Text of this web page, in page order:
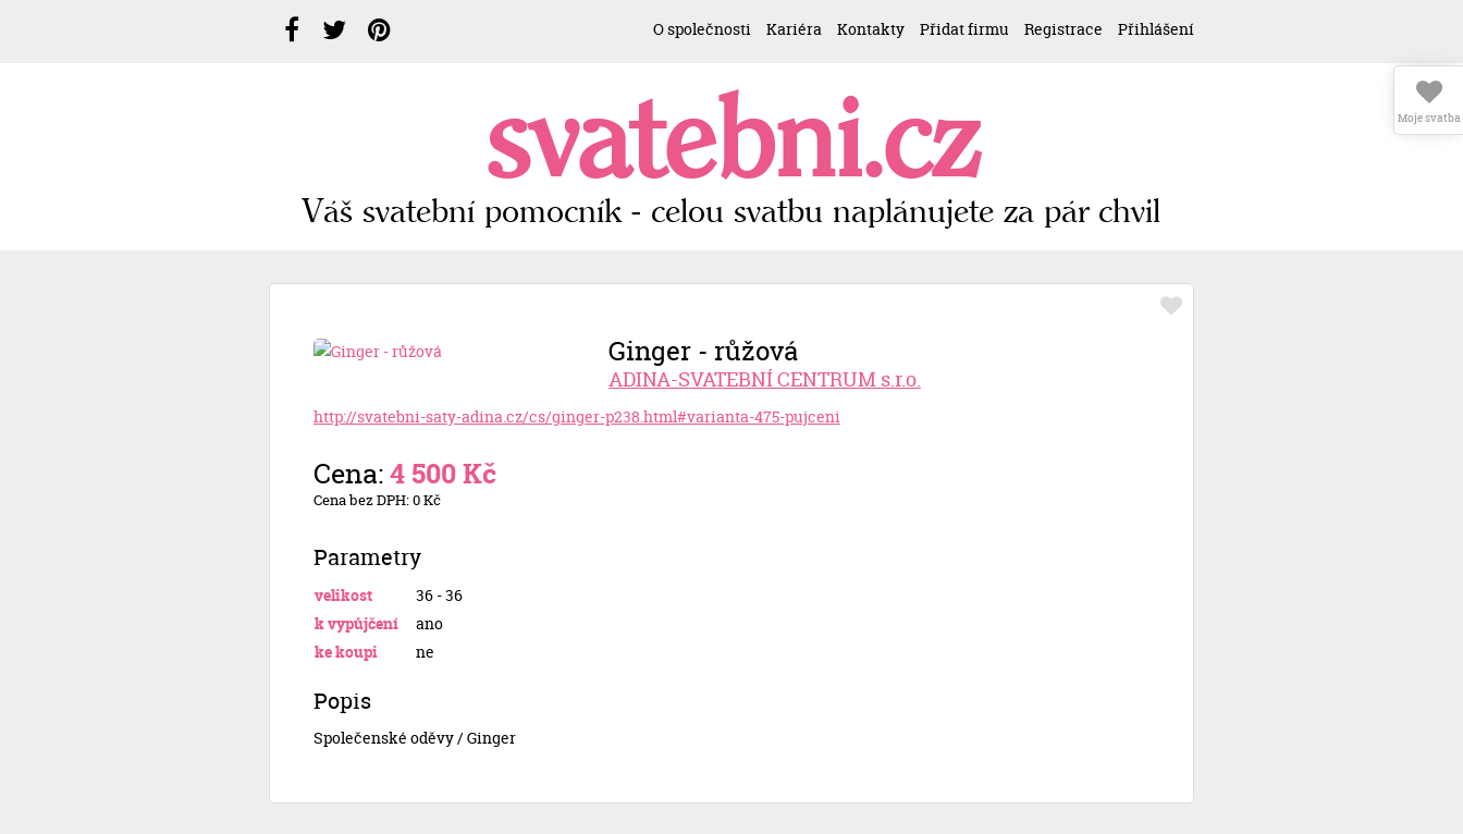
O společnosti Kariéra Kontakty Přidat firmu Registrace Přihlášení
svatebni.cz
Váš svatební pomocník - celou svatbu naplánujete za pár chvil
Ginger - růžová
ADINA-SVATEBNÍ CENTRUM s.r.o.
http://svatebni-saty-adina.cz/cs/ginger-p238.html#varianta-475-pujceni
Cena:4 500 Kč
Cena bez DPH: 0 Kč
Parametry
velikost
36 - 36
k vypůjčení
ano
ke koupi
ne
Popis
Společenské oděvy / Ginger
Moje svatba